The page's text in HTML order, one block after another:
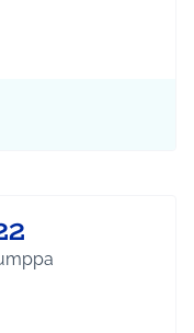
Infra ja liikenne